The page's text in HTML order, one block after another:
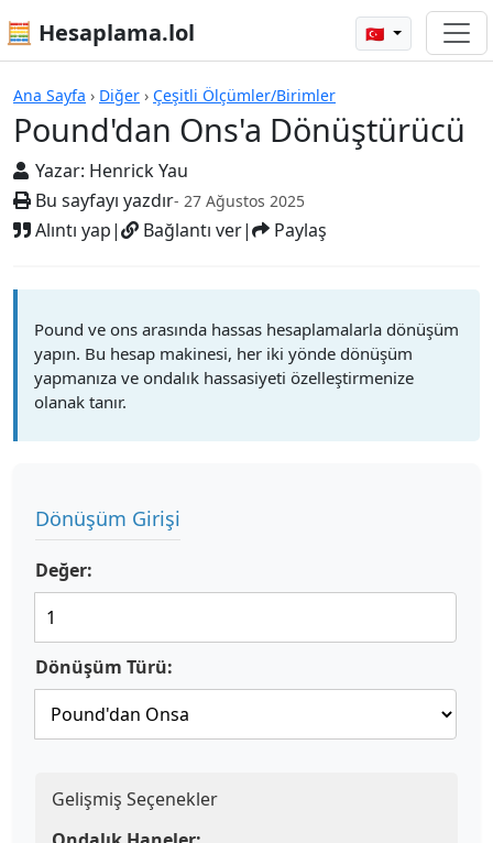
🧮 Hesaplama.lol 🇹🇷
Ana Sayfa › Diğer › Çeşitli Ölçümler/Birimler
Pound'dan Ons'a Dönüştürücü
Yazar: Henrick Yau
Bu sayfayı yazdır- 27 Ağustos 2025
Alıntı yap| Bağlantı ver| Paylaş
Hesap Makineleri
Pound ve ons arasında hassas hesaplamalarla dönüşüm
yapın. Bu hesap makinesi, her iki yönde dönüşüm
yapmanıza ve ondalık hassasiyeti özelleştirmenize
olanak tanır.
Dönüşüm Girişi
Değer:
Dönüşüm Türü:
Gelişmiş Seçenekler